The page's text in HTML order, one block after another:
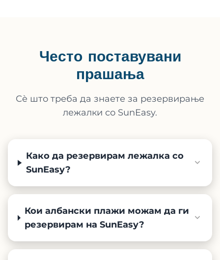
Често поставувани
прашања
Сè што треба да знаете за резервирање
лежалки со SunEasy.
Како да резервирам лежалка со
SunEasy?
Кои албански плажи можам да ги
резервирам на SunEasy?